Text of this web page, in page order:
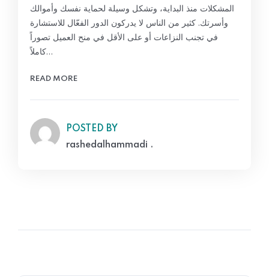
المشكلات منذ البداية، وتشكل وسيلة لحماية نفسك وأموالك
وأسرتك. كثير من الناس لا يدركون الدور الفعّال للاستشارة
في تجنب النزاعات أو على الأقل في منح العميل تصوراً
كاملاً…
READ MORE
POSTED BY
rashedalhammadi .